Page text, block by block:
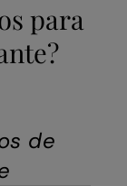
para
de